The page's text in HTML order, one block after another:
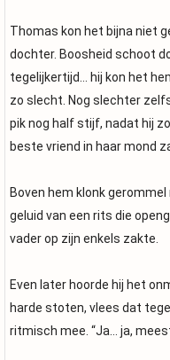
Thomas kon het bijna niet
dochter. Boosheid schoot
tegelijkertijd… hij kon het
zo slecht. Nog slechter
pik nog half stijf, nadat hij
beste vriend in haar mond
Boven hem klonk
geluid van een rits die
vader op zijn enkels zakte.
Even later hoorde hij het
harde stoten, vlees dat
ritmisch mee. “Ja… ja,